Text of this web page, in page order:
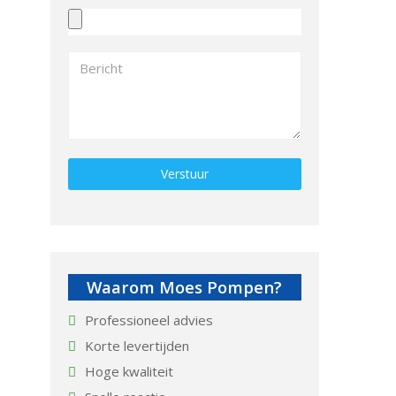
Gelieve dit veld leeg te laten.
Waarom Moes Pompen?
Professioneel advies
Korte levertijden
Hoge kwaliteit